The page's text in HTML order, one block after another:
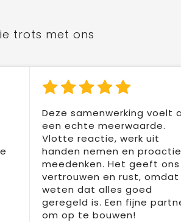
trots met ons
Deze samenwerking voelt
een echte meerwaarde.
Vlotte reactie, werk uit
handen nemen en
meedenken. Het geeft ons
vertrouwen en rust, omdat
weten dat alles goed
geregeld is. Een fijne
om op te bouwen!